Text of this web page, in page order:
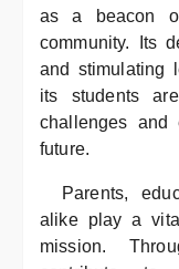
as a beacon
community. Its
and stimulating
its students
challenges and
future.
Parents,
alike play a
mission.